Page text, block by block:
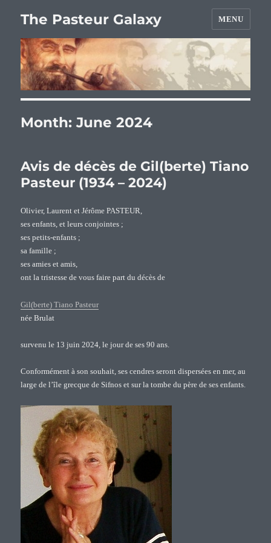
The Pasteur Galaxy MENU
Month:June 2024
Avis de décès de Gil(berte) Tiano
Pasteur (1934 – 2024)
Olivier, Laurent et Jérôme PASTEUR,
ses enfants, et leurs conjointes ;
ses petits-enfants ;
sa famille ;
ses amies et amis,
ont la tristesse de vous faire part du décès de
Gil(berte) Tiano Pasteur
née Brulat
survenu le 13 juin 2024, le jour de ses 90 ans.
Conformément à son souhait, ses cendres seront dispersées en mer, au
large de l’île grecque de Sifnos et sur la tombe du père de ses enfants.